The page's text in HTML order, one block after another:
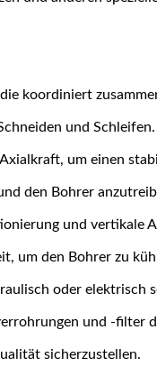
koordiniert
und
um einen
den Bohrer
und vertikale
um den Bohrer zu
oder elektrisch
und -filter
sicherzustellen.